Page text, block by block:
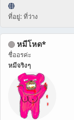
ที่อยู่: ที่ว่าง
หมีโหด*
ชื่ออรค่ะ
หมีจริงๆ